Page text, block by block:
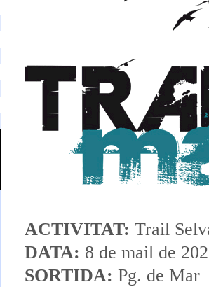
ACTIVITAT: Trail
DATA: 8 de mail de
SORTIDA: Pg. de Mar